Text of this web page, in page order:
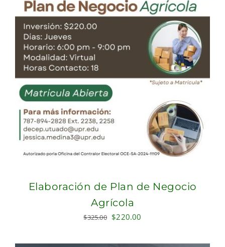
Elaboración de Plan de Negocio
Agrícola
$325.00 Original
was:
$220.00
is: